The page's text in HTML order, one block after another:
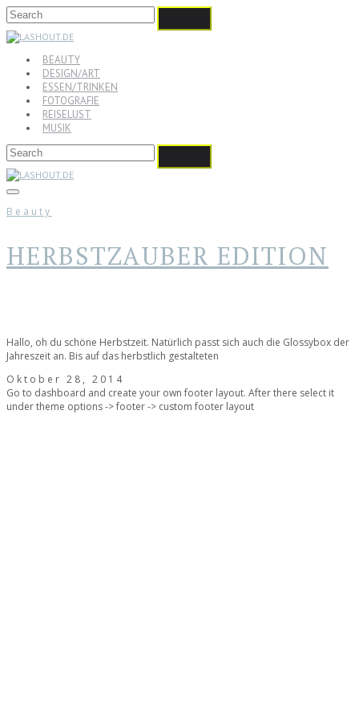
BEAUTY
DESIGN/ART
ESSEN/TRINKEN
FOTOGRAFIE
REISELUST
MUSIK
Beauty
HERBSTZAUBER EDITION
Hallo, oh du schöne Herbstzeit. Natürlich passt sich auch die Glossybox der
Jahreszeit an. Bis auf das herbstlich gestalteten
Oktober 28, 2014
Go to dashboard and create your own footer layout. After there select it
under theme options -> footer -> custom footer layout